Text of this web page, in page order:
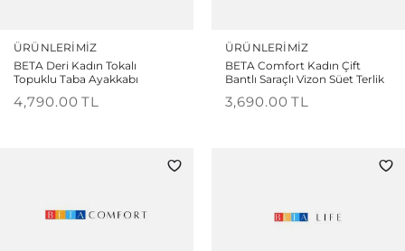
ÜRÜNLERIMIZ
BETA Deri Kadın Tokalı
Topuklu Taba Ayakkabı
4,790.00 TL
ÜRÜNLERIMIZ
BETA Comfort Kadın Çift
Bantlı Saraçlı Vizon Süet Terlik
3,690.00 TL